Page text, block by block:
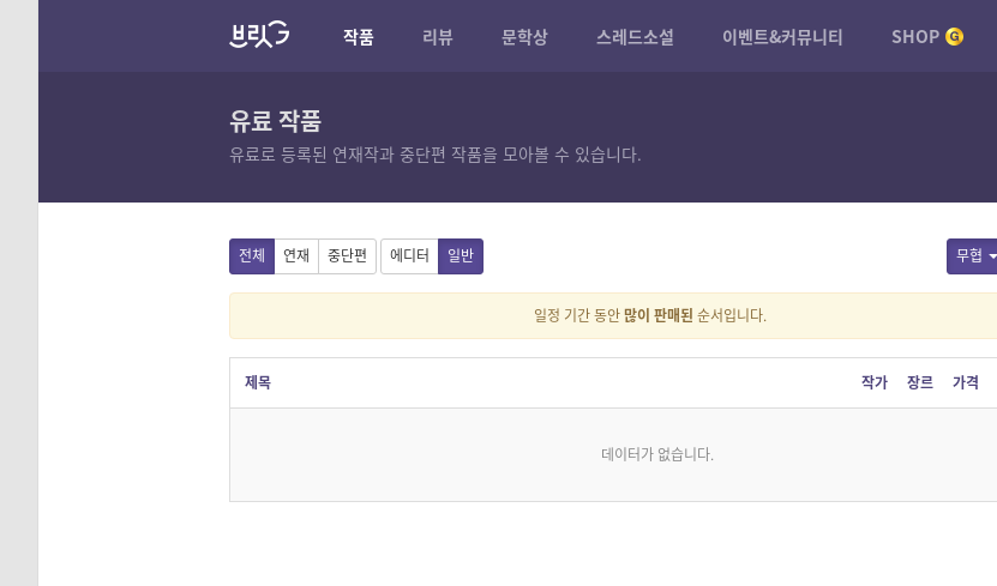
작품 리뷰 문학상 스레드소설 이벤트&커뮤니티 SHOP
유료 작품
유료로 등록된 연재작과 중단편 작품을 모아볼 수 있습니다.
무협
전체 연재 중단편 에디터 일반
일정 기간 동안많이 판매된 순서입니다.
제목 작가 장르 가격
데이터가 없습니다.